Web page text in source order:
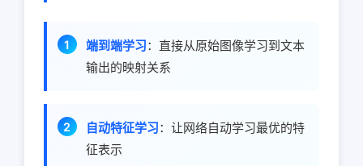
端到端学习：直接从原始图像学习到文本
输出的映射关系
自动特征学习：让网络自动学习最优的特
征表示